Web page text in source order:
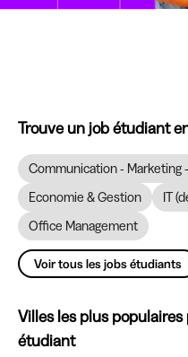
Trouve un job étudiant
Communication - Marketing
Economie & Gestion
IT
Office Management
Voir tous les jobs étudiants
Villes les plus
étudiant